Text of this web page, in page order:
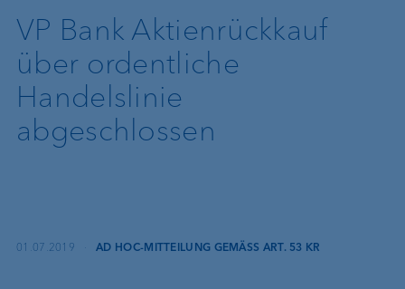
VP Bank Aktienrückkauf
über ordentliche
Handelslinie
abgeschlossen
01.07.2019 ·AD HOC-MITTEILUNG GEMÄSS ART. 53 KR